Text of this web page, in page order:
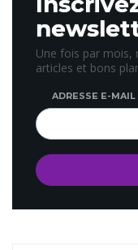
Une fois par mois,
articles et bons
ADRESSE E-MAIL